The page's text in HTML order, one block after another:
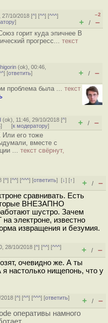
27/10/2018 [^] [^^] [^^^]
]
–2
+ / –
горит куда эпичнее В
прогресс... текст
(ok), 00:46,
] [ответить]
+ / –
проблема была ... текст
(ok), 11:46, 29/10/2018 [^]
] [к модератору] + / –
его тоже
вместе с
... текст свёрнут,
[^] [^^] [^^^] [ответить][↓] [↑]
+ / –
сравнивать. Есть
ВНЕЗАПНО
шустро. Зачем
электроне, известно
извращения и безумия.
28/10/2018 [^] [^^] [^^^]
+ / –
очевидно же. А ты
настолько нищепонь, что у
[^] [^^] [^^^] [ответить]
+ / –
оперативы намного